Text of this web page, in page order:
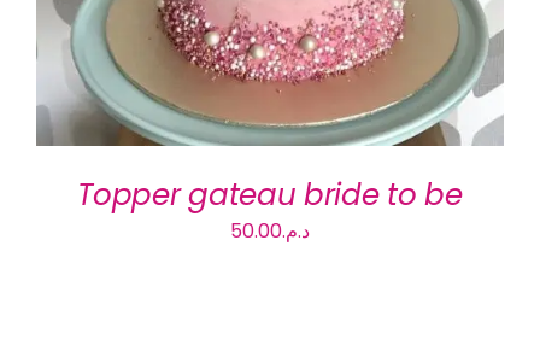
VARIATIONS.
LES
OPTIONS
PEUVENT
ÊTRE
SUR
Topper gateau bride to be
د.م.50.00